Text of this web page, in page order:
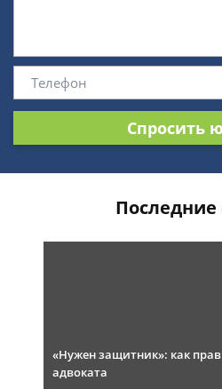
Спросить
Последние
«Нужен защитник»: как
адвоката